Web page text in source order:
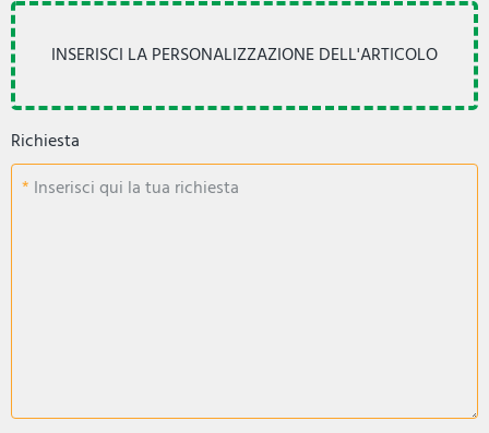
Richiesta
Inserisci qui la tua richiesta